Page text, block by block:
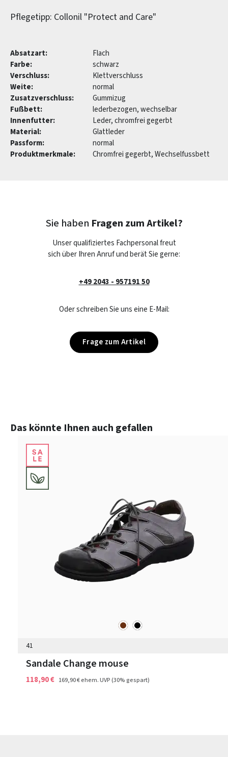
Pflegetipp: Collonil "Protect and Care"
Absatzart:
Flach
Farbe:
schwarz
Verschluss:
Klettverschluss
Weite:
normal
Zusatzverschluss:
Gummizug
Fußbett:
lederbezogen, wechselbar
Innenfutter:
Leder, chromfrei gegerbt
Material:
Glattleder
Passform:
normal
Produktmerkmale:
Chromfrei gegerbt, Wechselfussbett
Sie haben Fragen zum Artikel?
Unser qualifiziertes Fachpersonal freut
sich über Ihren Anruf und berät Sie gerne:
+49 2043 - 957191 50
Oder schreiben Sie uns eine E-Mail:
Frage zum Artikel
Produktgalerie überspringen
Das könnte Ihnen auch gefallen
braunschwarz
41
Sandale Change mouse
118,90 € 169,90 €ehem. UVP(30% gespart)